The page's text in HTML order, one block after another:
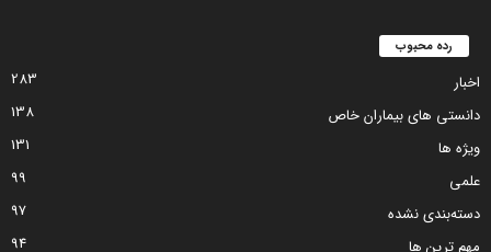
رده محبوب
اخبار
283
دانستی های بیماران خاص
138
ویژه ها
131
علمی
99
دسته‌بندی نشده
97
مهم ترین ها
94